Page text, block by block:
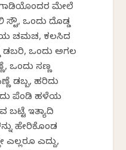
ಮೇಲೆ
ಸ್ಟೌ, ಒಂದು ದೊಡ್ಡ
ಚಮಚ, ಕಲಸಿದ
ಡಬರಿ, ಒಂದು ಅಗಲ
ಒಂದು ಸಣ್ಣ
ಡಬ್ಬ, ಹರಿದು
ಪೆಂಡಿ ಹಳೆಯ
ಬಟ್ಟೆ ಇತ್ಯಾದಿ
ಹೇರಿಕೊಂಡ
ಎಲ್ಲರೂ ಎದ್ದು,